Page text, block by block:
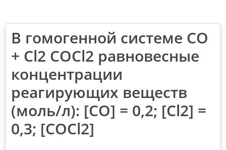
В гомогенной системе СО
+ Cl2 COCl2 равновесные
концентрации
реагирующих веществ
(моль/л): [СО] = 0,2; [Cl2] =
0,3; [СОСl2]